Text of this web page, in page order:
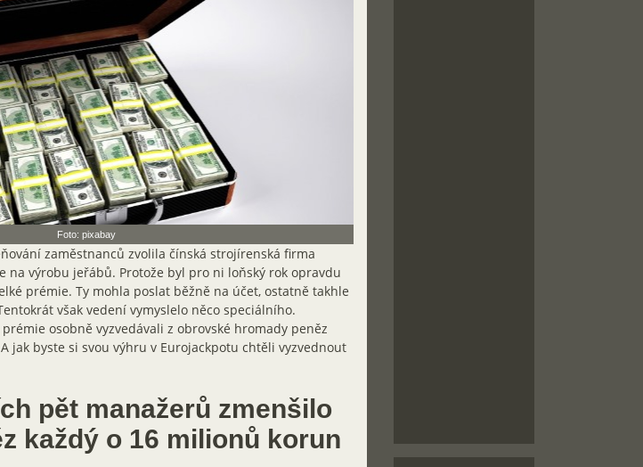
Foto: pixabay
zaměstnanců zvolila čínská strojírenská firma
na výrobu jeřábů. Protože byl pro ni loňský rok opravdu
prémie. Ty mohla poslat běžně na účet, ostatně takhle
však vedení vymyslelo něco speciálního.
osobně vyzvedávali z obrovské hromady peněz
jak byste si svou výhru v Eurojackpotu chtěli vyzvednout
pět manažerů zmenšilo
každý o 16 milionů korun